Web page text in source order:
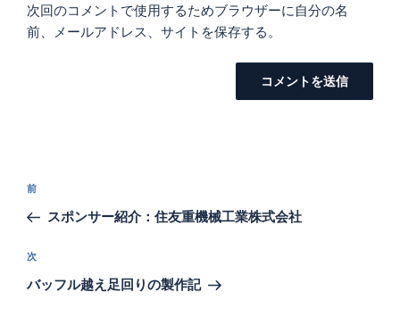
次回のコメントで使用するためブラウザーに自分の名
前、メールアドレス、サイトを保存する。
投
ナ
ビ
ゲ
過
去
投
稿
前
スポンサー紹介：住友重機械工業株式会社
次
の
次
バッフル越え足回りの製作記